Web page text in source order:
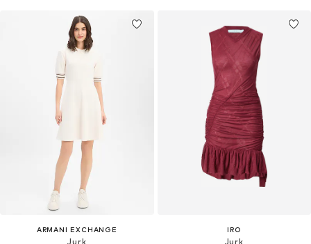
ARMANI EXCHANGE IRO